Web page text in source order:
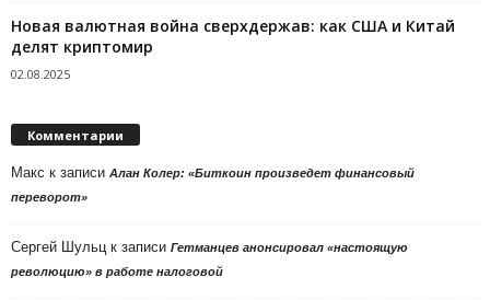
Новая валютная война сверхдержав: как США и Китай
делят криптомир
02.08.2025
Комментарии
Макс к записи Алан Колер: «Биткоин произведет финансовый
переворот»
Сергей Шульц к записи Гетманцев анонсировал «настоящую
революцию» в работе налоговой